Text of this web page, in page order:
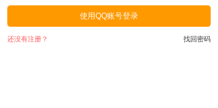
使用QQ账号登录
找回密码
还没有注册？